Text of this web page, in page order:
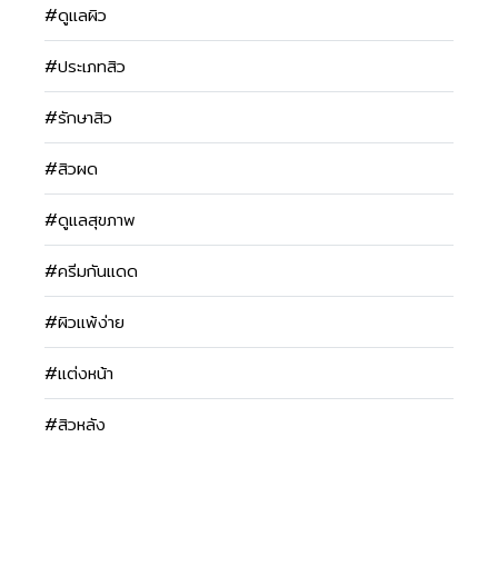
#ดูแลผิว
#ประเภทสิว
#รักษาสิว
#สิวผด
#ดูแลสุขภาพ
#ครีมกันแดด
#ผิวแพ้ง่าย
#แต่งหน้า
#สิวหลัง